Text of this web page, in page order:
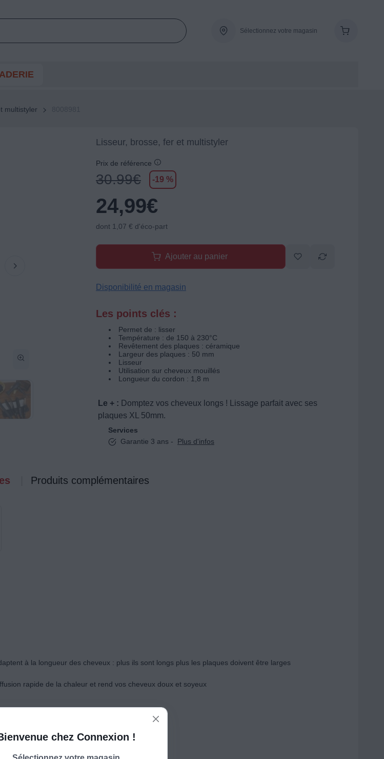
Sélectionnez votre magasin
multistyler
Lisseur, brosse, fer et multistyler
Prix de référence
30.99€ -19 %
24,99€
dont 1,07 € d'éco-part
Ajouter au panier
Disponibilité en magasin
Les points clés :
Permet de : lisser
Température : de 150 à 230°C
Revêtement des plaques : céramique
Largeur des plaques : 50 mm
Lisseur
Utilisation sur cheveux mouillés
Longueur du cordon : 1,8 m
Le + : Domptez vos cheveux longs ! Lissage parfait avec ses
plaques XL 50mm.
Services
Garantie 3 ans -
Plus d'infos
Produits complémentaires
à la longueur des cheveux : plus ils sont longs plus les plaques doivent être larges
rapide de la chaleur et rend vos cheveux doux et soyeux
chez Connexion !